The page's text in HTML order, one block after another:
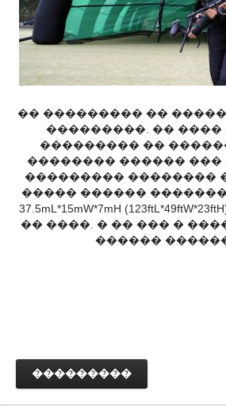
�� ��������� ��
���������. �� ����
��������� ��
�������� ������ ���
��������� ��������
����� ������
37.5mL*15mW*7mH
�� ����. � �� ��� �
������
���������